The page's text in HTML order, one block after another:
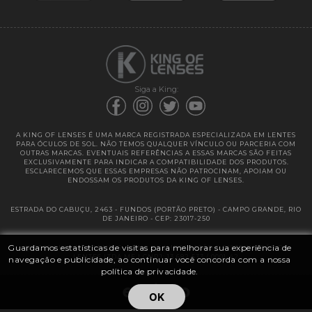
Guardamos estatísticas de visitas para melhorar sua experiência de
navegação e publicidade, ao continuar você concorda com a nossa
política de privacidade.
OK
Siga a King:
A KING OF LENSES É UMA MARCA REGISTRADA ESPECIALIZADA EM LENTES
PARA ÓCULOS DE SOL. NÃO TEMOS QUALQUER VÍNCULO OU PARCERIA COM
OUTRAS MARCAS. EVENTUAIS REFERÊNCIAS A ESSAS MARCAS SÃO FEITAS
EXCLUSIVAMENTE PARA INDICAR A COMPATIBILIDADE DOS PRODUTOS.
ESCLARECEMOS QUE ESSAS EMPRESAS NÃO PATROCINAM, APOIAM OU
ENDOSSAM OS PRODUTOS DA KING OF LENSES.
ESTRADA DO CABUÇU, 2463 - FUNDOS (PORTÃO PRETO) - CAMPO GRANDE, RIO
DE JANEIRO - CEP: 23017-250
@ 2025 | KING OF LENSES - KING OF IMPORTAÇÃO E DISTRIBUIÇÃO DE
LENTES LTDA ME | CNPJ: 13.682.533 / 0001-42